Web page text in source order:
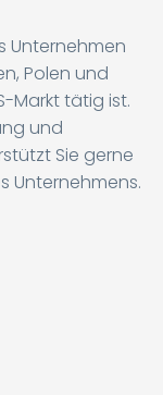
Unternehmen
Polen und
Markt tätig ist.
und
Sie gerne
Unternehmens.